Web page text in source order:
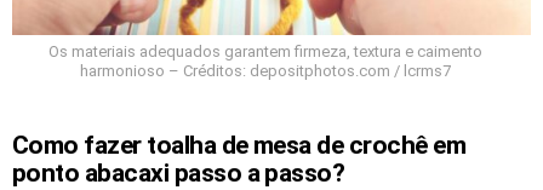
Os materiais adequados garantem firmeza, textura e caimento
harmonioso – Créditos: depositphotos.com / lcrms7
Como fazer toalha de mesa de crochê em
ponto abacaxi passo a passo?